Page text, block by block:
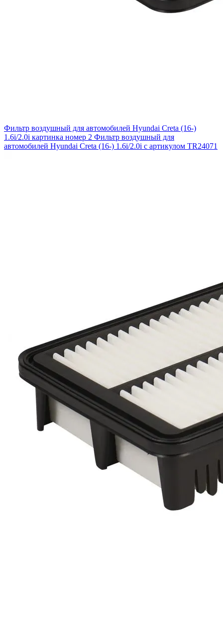
Фильтр воздушный для автомобилей Hyundai Creta (16-)
1.6i/2.0i картинка номер 2 Фильтр воздушный для
автомобилей Hyundai Creta (16-) 1.6i/2.0i с артикулом TR24071